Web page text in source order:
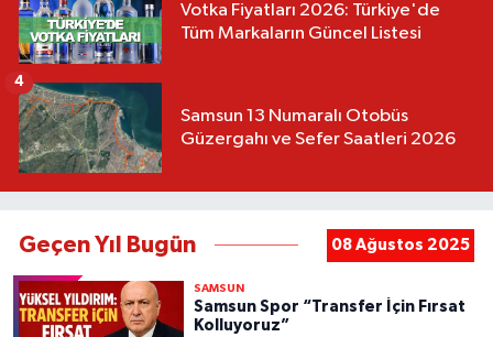
Votka Fiyatları 2026: Türkiye'de
Tüm Markaların Güncel Listesi
Samsun 13 Numaralı Otobüs
Güzergahı ve Sefer Saatleri 2026
4
Geçen Yıl Bugün 08 Ağustos 2025
SAMSUN
Samsun Spor “Transfer İçin Fırsat
Kolluyoruz”